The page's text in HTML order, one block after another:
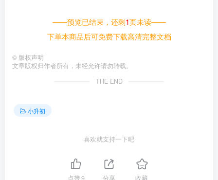
——预览已结束，还剩1页未读——
下单本商品后可免费下载高清完整文档
© 版权声明
文章版权归作者所有，未经允许请勿转载。
THE END
小升初
喜欢就支持一下吧
点赞9 分享 收藏